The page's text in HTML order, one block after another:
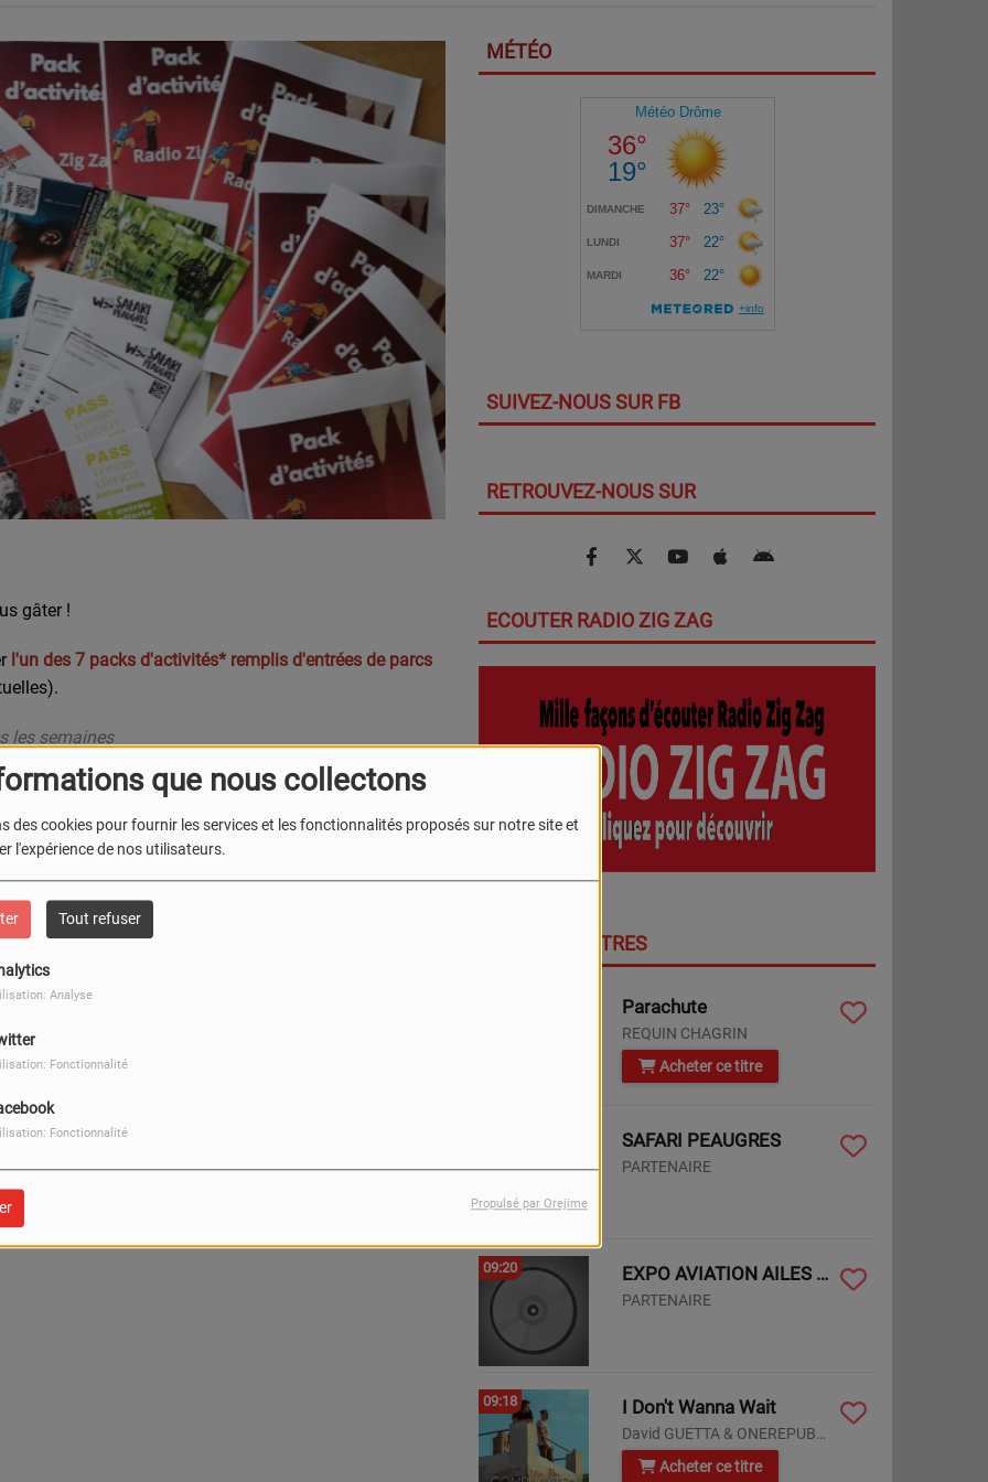
que nous collectons
des cookies pour fournir les services et les fonctionnalités proposés sur notre site et
l'expérience de nos utilisateurs.
Tout refuser
Analyse
Fonctionnalité
Fonctionnalité
Propulsé par Orejime
gâter !
l'un des 7 packs d'activités* remplis d'entrées de parcs
les semaines
et adresse postale.
MÉTÉO
SUIVEZ-NOUS SUR FB
RETROUVEZ-NOUS SUR
ECOUTER RADIO ZIG ZAG
DERNIERS TITRES
Parachute
REQUIN CHAGRIN
Acheter ce titre
SAFARI PEAUGRES
PARTENAIRE
09:20 EXPO AVIATION AILES CONTRE ELLES
PARTENAIRE
09:18 I Don't Wanna Wait
David GUETTA & ONEREPUBLIC
Acheter ce titre